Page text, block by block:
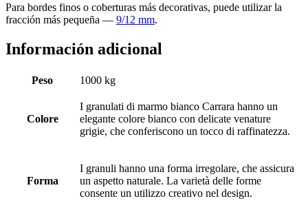
Para bordes finos o coberturas más decorativas, puede utilizar la
fracción más pequeña — 9/12 mm.
Información adicional
Peso 1000 kg
Colore
I granulati di marmo bianco Carrara hanno un
elegante colore bianco con delicate venature
grigie, che conferiscono un tocco di raffinatezza.
Forma
I granuli hanno una forma irregolare, che assicura
un aspetto naturale. La varietà delle forme
consente un utilizzo creativo nel design.